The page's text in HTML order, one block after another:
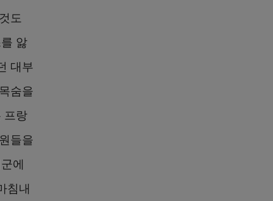
도
앓
대부
숨을
프랑
들을
에
침내